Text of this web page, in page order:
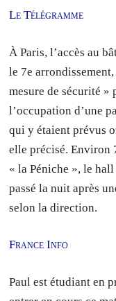
Le Télégramme
À Paris, l’accès au
le 7e
mesure de sécurité »
l’occupation d’une
qui y étaient prévus
elle précisé. Environ
« la Péniche », le
passé la nuit après
selon la direction.
France Info
Paul est étudiant en